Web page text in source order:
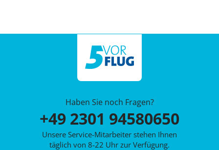
Haben Sie noch Fragen?
+49 2301 94580650
Unsere Service-Mitarbeiter stehen Ihnen
täglich von 8-22 Uhr zur Verfügung.